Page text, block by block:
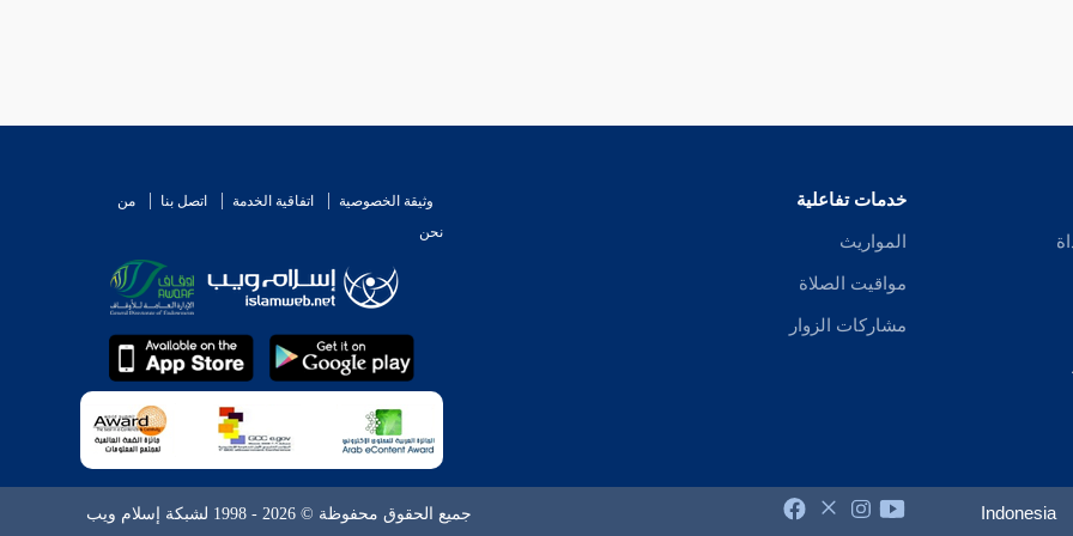
خدمات تفاعلية
المواريث
مواقيت الصلاة
مشاركات الزوار
وثيقة الخصوصية اتفاقية الخدمة اتصل بنا
من
نحن
Indonesia جميع الحقوق محفوظة © 2026 - 1998 لشبكة إسلام ويب